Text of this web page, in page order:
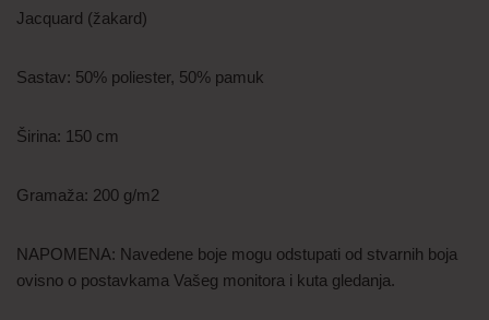
Jacquard (žakard)
Sastav: 50% poliester, 50% pamuk
Širina: 150 cm
Gramaža: 200 g/m2
NAPOMENA: Navedene boje mogu odstupati od stvarnih boja
ovisno o postavkama Vašeg monitora i kuta gledanja.